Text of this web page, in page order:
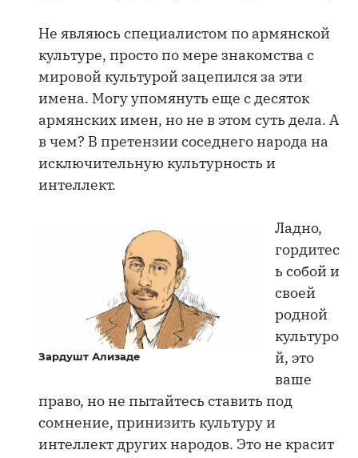
Не являюсь специалистом по армянской
культуре, просто по мере знакомства с
мировой культурой зацепился за эти
имена. Могу упомянуть еще с десяток
армянских имен, но не в этом суть дела. А
в чем? В претензии соседнего народа на
исключительную культурность и
интеллект.
Зардушт Ализаде
Ладно,
гордитес
ь собой и
своей
родной
культуро
й, это
ваше
право, но не пытайтесь ставить под
сомнение, принизить культуру и
интеллект других народов. Это не красит